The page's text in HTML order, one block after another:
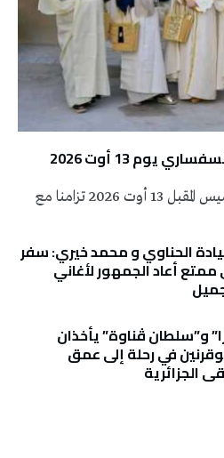
يوم 13 أوت 2026
تُنظم جمعية تراثنا يوم الخميس المقبل 13 أوت 2026 تزامنا مع
الحناوي و محمد خيري: سفر
أعاد الجمهور لأغاني
و”سلطان ڤناوة” يأخذان
في رحلة إلى عمق
الجزائرية